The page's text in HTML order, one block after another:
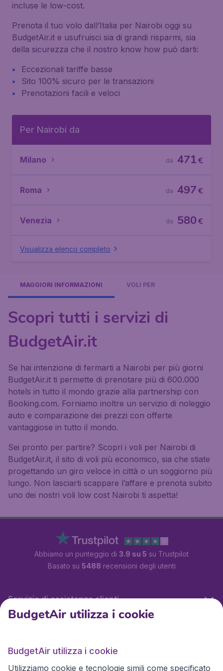
incluse le low-cost.
Prenota il tuo volo dall’Italia per Nairobi oggi su
BudgetAir.it e usufruisci sia di grandi risparmi, sia
della sicurezza che il nostro know how può darti:
Eccezionali tariffe basse
Sito 100% sicuro per le transazioni
Prenotazioni facili e veloci
Per Nairobi da
Milano €
471
da
Roma €
497
da
Venezia €
580
da
Visualizza elenco completo
MAGGIORI INFORMAZIONI VOLI PER
Scopri tutti i servizi di
BudgetAir.it
Se hai intenzione di fermarti a Nairobi per più giorni
BudgetAir.it ti permette di prenotare più di 600.000
hotels in tutto il mondo grazie alla partnership con
Booking.com. Forniamo inoltre un servizio di noleggio
auto e comparazione dei prezzi con offerte
vantaggiose in tutto il mondo.
Sei pronto per partire? Scopri i voli per Nairobi di
BudgetAir.it, il sito di voli più economico, sia che stiate
progettando un giro veloce in città o un soggiorno più
lungo. Non lasciarti scappare l’affare e prenota subito
uno dei nostri voli low cost Nairobi ti aspetta!
Abbiamo un punteggio di 3.9 su 5 su Trustpilot
Basato su 5488 recensioni degli utenti
Servizio di assistenza clienti
BudgetAir utilizza i cookie
BudgetAir utilizza i cookie
Utilizziamo cookie e tecnologie simili come specificato